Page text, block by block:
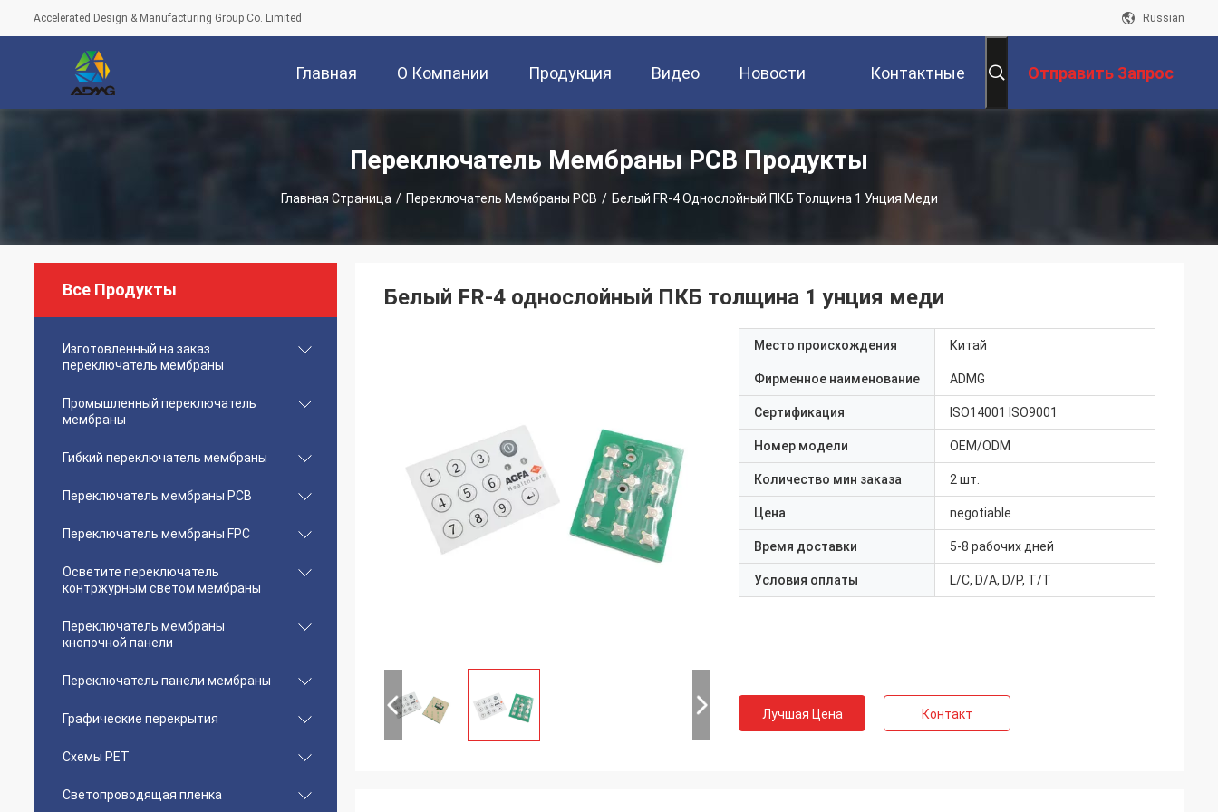
Accelerated Design & Manufacturing Group Co. Limited Russian
Главная
Страница
О Компании Продукция Видео Новости Контактные Отправить Запрос
Переключатель Мембраны PCB Продукты
Главная Страница / Переключатель Мембраны PCB / Белый FR-4 Однослойный ПКБ Толщина 1 Унция Меди
Все Продукты
Изготовленный на заказ
переключатель мембраны
Промышленный переключатель
мембраны
Гибкий переключатель мембраны
Переключатель мембраны PCB
Переключатель мембраны FPC
Осветите переключатель
контржурным светом мембраны
Переключатель мембраны
кнопочной панели
Переключатель панели мембраны
Графические перекрытия
Схемы PET
Светопроводящая пленка
Белый FR-4 однослойный ПКБ толщина 1 унция меди
Место происхождения Китай
Фирменное наименование ADMG
Сертификация ISO14001 ISO9001
Номер модели OEM/ODM
Количество мин заказа 2 шт.
Цена negotiable
Время доставки 5-8 рабочих дней
Условия оплаты L/C, D/A, D/P, T/T
Лучшая Цена Контакт